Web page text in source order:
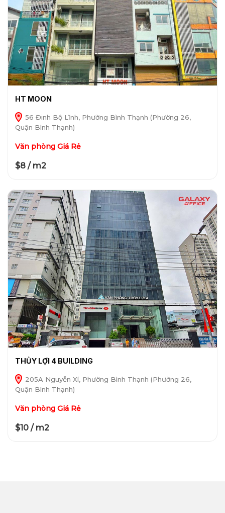
HT MOON
56 Đinh Bộ Lĩnh, Phường Bình Thạnh (Phường 26,
Quận Bình Thạnh)
Văn phòng Giá Rẻ
$8 / m2
THỦY LỢI 4 BUILDING
205A Nguyễn Xí, Phường Bình Thạnh (Phường 26,
Quận Bình Thạnh)
Văn phòng Giá Rẻ
$10 / m2